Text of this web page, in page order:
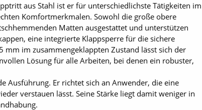
aus Stahl ist er für unterschiedlichste Tätigkeiten im
Komfortmerkmalen. Sowohl die große obere
Matten ausgestattet und unterstützen
eine integrierte Klappsperre für die sichere
im zusammengeklappten Zustand lässt sich der
Lösung für alle Arbeiten, bei denen ein robuster,
Ausführung. Er richtet sich an Anwender, die eine
verstauen lässt. Seine Stärke liegt damit weniger in